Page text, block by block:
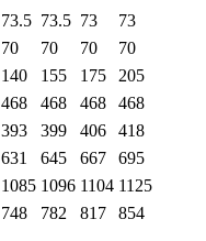
73.5 73.5 73
73
70 70 70
70
140 155 175
205
468 468 468
468
393 399 406
418
631 645 667
695
1085 1096 1104 1125
748 782 817 854